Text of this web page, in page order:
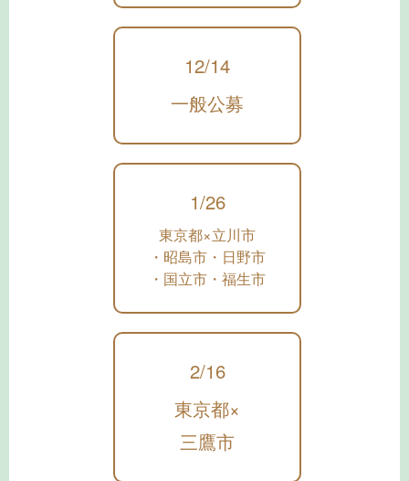
12/14
一般公募
1/26
東京都×立川市
・昭島市・日野市
・国立市・福生市
2/16
東京都×
三鷹市